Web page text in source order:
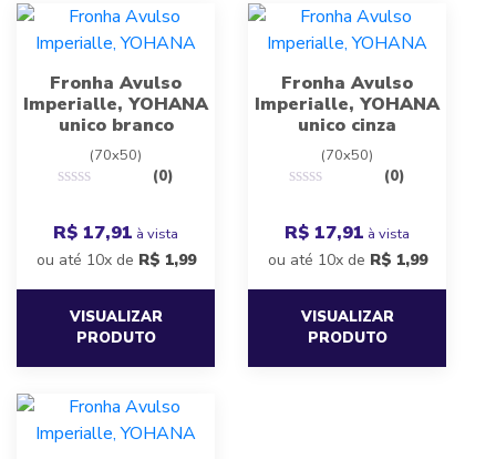
Fronha Avulso
Imperialle, YOHANA
unico branco
(70x50)
(0)
R$ 17,91 à vista
ou até 10x de R$ 1,99
VISUALIZAR
PRODUTO
Fronha Avulso
Imperialle, YOHANA
unico cinza
(70x50)
(0)
R$ 17,91 à vista
ou até 10x de R$ 1,99
VISUALIZAR
PRODUTO